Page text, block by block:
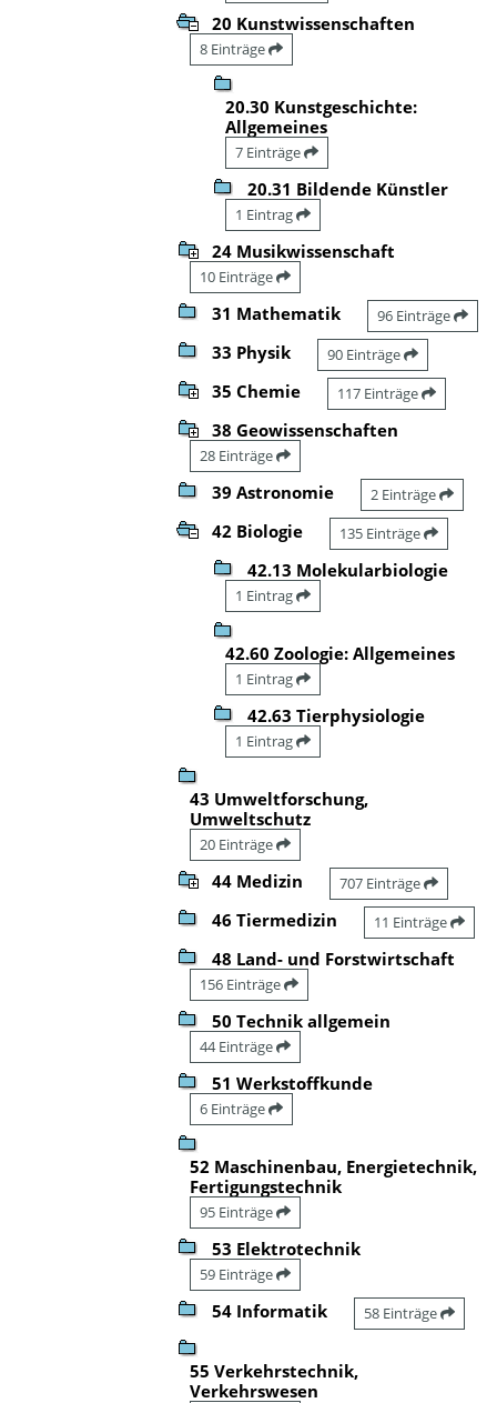
20 Kunstwissenschaften
8 Einträge
20.30 Kunstgeschichte:
Allgemeines
7 Einträge
20.31 Bildende Künstler
1 Eintrag
24 Musikwissenschaft
10 Einträge
31 Mathematik 96 Einträge
33 Physik 90 Einträge
35 Chemie 117 Einträge
38 Geowissenschaften
28 Einträge
39 Astronomie 2 Einträge
42 Biologie 135 Einträge
42.13 Molekularbiologie
1 Eintrag
42.60 Zoologie: Allgemeines
1 Eintrag
42.63 Tierphysiologie
1 Eintrag
43 Umweltforschung,
Umweltschutz
20 Einträge
44 Medizin 707 Einträge
46 Tiermedizin 11 Einträge
48 Land- und Forstwirtschaft
156 Einträge
50 Technik allgemein
44 Einträge
51 Werkstoffkunde
6 Einträge
52 Maschinenbau, Energietechnik,
Fertigungstechnik
95 Einträge
53 Elektrotechnik
59 Einträge
54 Informatik 58 Einträge
55 Verkehrstechnik,
Verkehrswesen